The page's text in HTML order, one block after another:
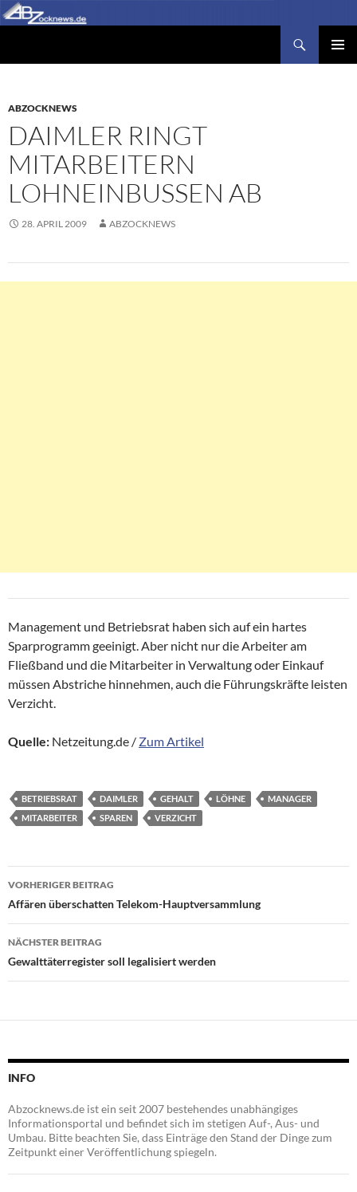
Zum
Inhalt
ABZOCKNEWS
DAIMLER RINGT
MITARBEITERN
LOHNEINBUSSEN AB
28. APRIL 2009 ABZOCKNEWS
Management und Betriebsrat haben sich auf ein hartes
Sparprogramm geeinigt. Aber nicht nur die Arbeiter am
Fließband und die Mitarbeiter in Verwaltung oder Einkauf
müssen Abstriche hinnehmen, auch die Führungskräfte leisten
Verzicht.
Quelle: Netzeitung.de / Zum Artikel
BETRIEBSRAT DAIMLER GEHALT LÖHNE
MANAGER
MITARBEITER
SPAREN VERZICHT
Beitragsnavigation
VORHERIGER BEITRAG
Affären überschatten Telekom-Hauptversammlung
NÄCHSTER BEITRAG
Gewalttäterregister soll legalisiert werden
INFO
Abzocknews.de ist ein seit 2007 bestehendes unabhängiges
Informationsportal und befindet sich im stetigen Auf-, Aus- und
Umbau. Bitte beachten Sie, dass Einträge den Stand der Dinge zum
Zeitpunkt einer Veröffentlichung spiegeln.